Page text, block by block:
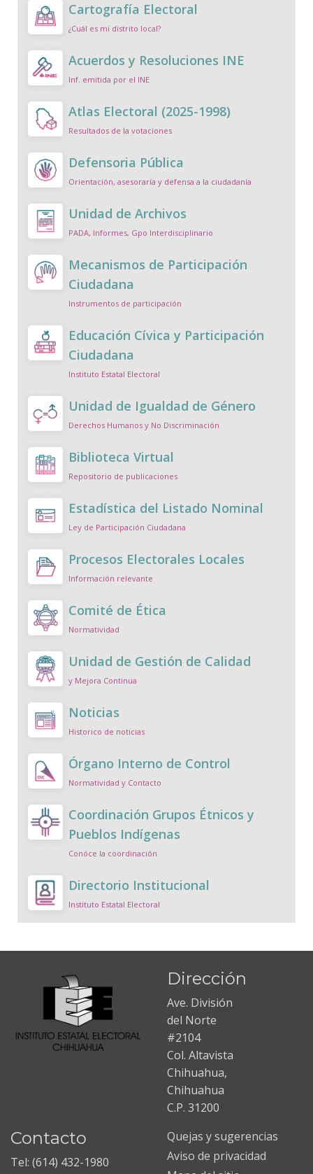
Cartografía Electoral
¿Cuál es mi distrito local?
Acuerdos y Resoluciones INE
Inf. emitida por el INE
Atlas Electoral (2025-1998)
Resultados de la votaciones
Defensoria Pública
Orientación, asesoraría y defensa a la ciudadanía
Unidad de Archivos
PADA, Informes, Gpo Interdisciplinario
Mecanismos de Participación
Ciudadana
Instrumentos de participación
Educación Cívica y Participación
Ciudadana
Instituto Estatal Electoral
Unidad de Igualdad de Género
Derechos Humanos y No Discriminación
Biblioteca Virtual
Repositorio de publicaciones
Estadística del Listado Nominal
Ley de Participación Ciudadana
Procesos Electorales Locales
Información relevante
Comité de Ética
Normatividad
Unidad de Gestión de Calidad
y Mejora Continua
Noticias
Historico de noticias
Órgano Interno de Control
Normatividad y Contacto
Coordinación Grupos Étnicos y
Pueblos Indígenas
Conóce la coordinación
Directorio Institucional
Instituto Estatal Electoral
Dirección
Ave. División
del Norte
#2104
Col. Altavista
Chihuahua,
Chihuahua
C.P. 31200
Contacto
Tel: (614) 432-1980
Quejas y sugerencias
Aviso de privacidad